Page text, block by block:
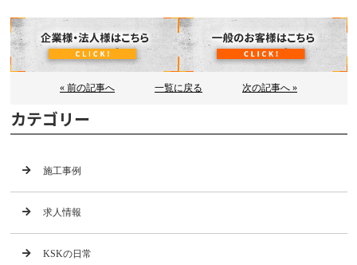
« 前の記事へ 一覧に戻る 次の記事へ »
カテゴリー
施工事例
求人情報
KSKの日常